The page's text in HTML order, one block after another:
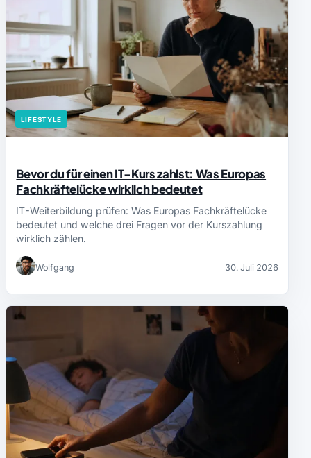
LIFESTYLE
Bevor du für einen IT-Kurs zahlst: Was Europas
Fachkräftelücke wirklich bedeutet
IT-Weiterbildung prüfen: Was Europas Fachkräftelücke
bedeutet und welche drei Fragen vor der Kurszahlung
wirklich zählen.
Wolfgang 30. Juli 2026